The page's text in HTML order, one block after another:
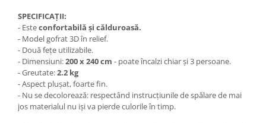
SPECIFICAȚII:
- Esteconfortabilă și călduroasă.
- Model gofrat 3D în relief.
- Două fețe utilizabile.
- Dimensiuni:200 x 240 cm - poate încalzi chiar și 3 persoane.
- Greutate:2.2 kg
- Aspect plușat, foarte fin.
- Nu se decolorează: respectând instrucțiunile de spălare de mai
jos materialul nu iși va pierde culorile în timp.